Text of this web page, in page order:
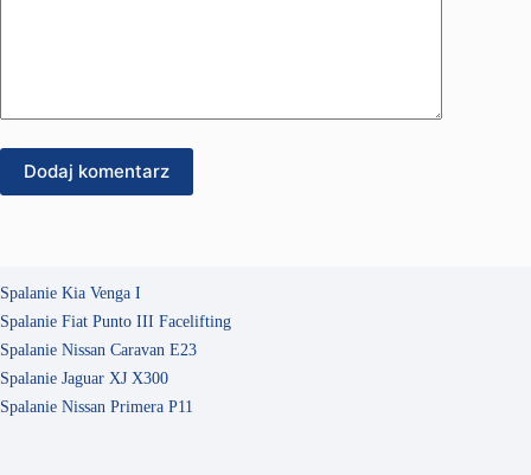
Dodaj komentarz
Spalanie Kia Venga I
Spalanie Fiat Punto III Facelifting
Spalanie Nissan Caravan E23
Spalanie Jaguar XJ X300
Spalanie Nissan Primera P11